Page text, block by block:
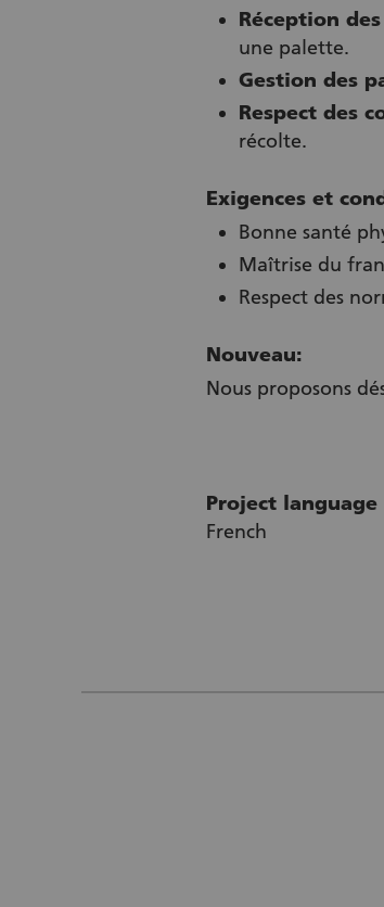
Réception
une palette.
Gestion des
Respect des
récolte.
Exigences et
Bonne santé
Maîtrise du
Respect des
Nouveau:
Nous proposons
Project language
French